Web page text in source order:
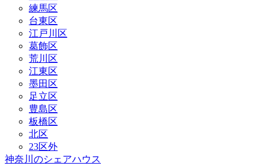
練馬区
台東区
江戸川区
葛飾区
荒川区
江東区
墨田区
足立区
豊島区
板橋区
北区
23区外
神奈川のシェアハウス